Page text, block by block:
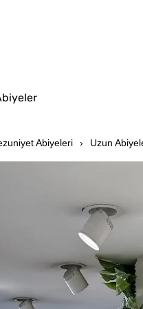
Abiyeleri Uzun